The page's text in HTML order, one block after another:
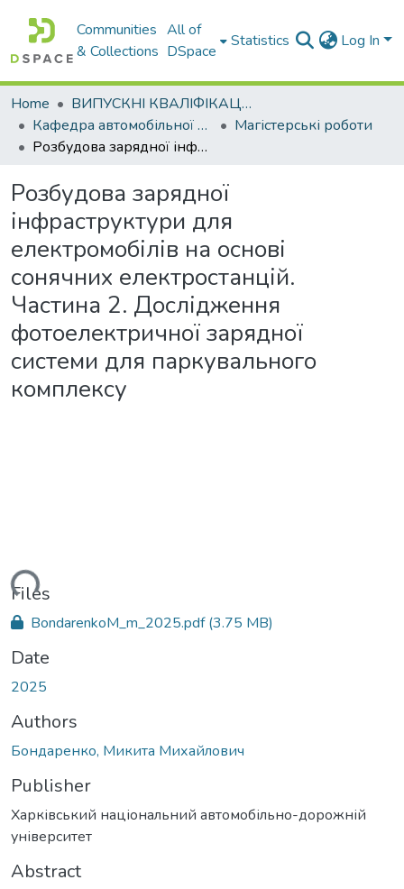
Communities
& Collections
All of
DSpace
Statistics Log In
Home
ВИПУСКНІ КВАЛІФІКАЦІЙНІ РОБОТИ
Кафедра автомобільної електроніки
Магістерські роботи
Розбудова зарядної інфраструктури для електромобілів на основі сонячних електростанцій. Частина 2. Дослідження фотоелектричної зарядної системи для паркувального комплексу
Розбудова зарядної
інфраструктури для
електромобілів на основі
сонячних електростанцій.
Частина 2. Дослідження
фотоелектричної зарядної
системи для паркувального
комплексу
Files
BondarenkoM_m_2025.pdf(3.75 MB)
Date
2025
Authors
Бондаренко, Микита Михайлович
Publisher
Харківський національний автомобільно-дорожній
університет
Abstract